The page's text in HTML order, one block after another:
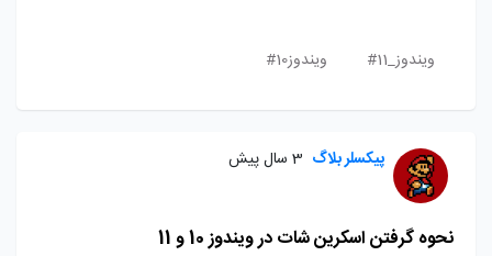
ویندوز_11# ویندوز10#
پیکسلر بلاگ 3 سال پیش
نحوه گرفتن اسکرین شات در ویندوز 10 و 11